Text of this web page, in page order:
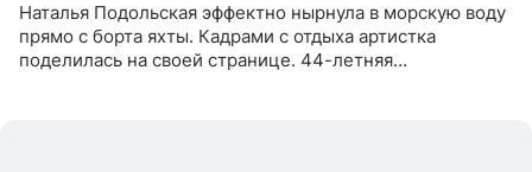
Наталья Подольская эффектно нырнула в морскую воду
прямо с борта яхты. Кадрами с отдыха артистка
поделилась на своей странице. 44-летняя